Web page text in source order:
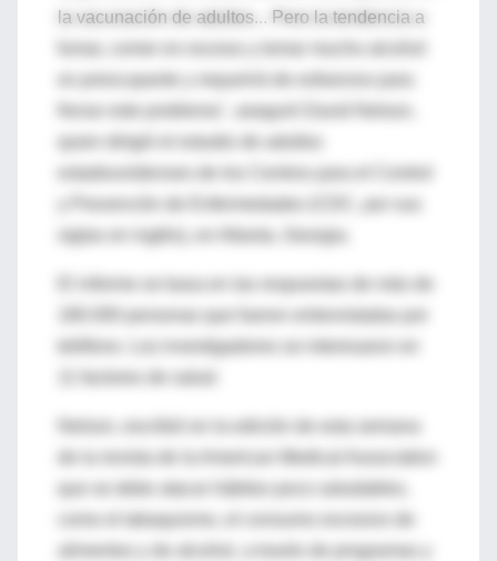
la vacunación de adultos... Pero la tendencia a
es preocupante y requerirá de esfuerzos para
frenar este problema", aseguró David Nelson,
quien dirigió el estudio de adultos
siglas en inglés), en Atlanta, Georgia.
teléfono. Los investigadores se interesaron en
como el tabaquismo, el consumo excesivo de
alimentos y de alcohol, a través de programas y